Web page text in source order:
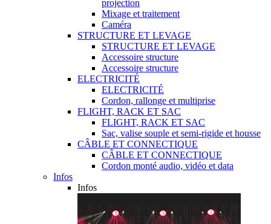
projection
Mixage et traitement
Caméra
STRUCTURE ET LEVAGE
STRUCTURE ET LEVAGE
Accessoire structure
Accessoire structure
ELECTRICITÉ
ELECTRICITÉ
Cordon, rallonge et multiprise
FLIGHT, RACK ET SAC
FLIGHT, RACK ET SAC
Sac, valise souple et semi-rigide et housse
CÂBLE ET CONNECTIQUE
CÂBLE ET CONNECTIQUE
Cordon monté audio, vidéo et data
Infos
Infos